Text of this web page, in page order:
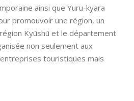
ainsi que Yuru-kyara
promouvoir une région, un
Kyūshū et le département
non seulement aux
touristiques mais